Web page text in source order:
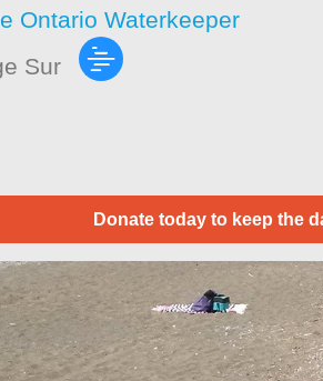
Ontario Waterkeeper
Sur
Donate today to keep the